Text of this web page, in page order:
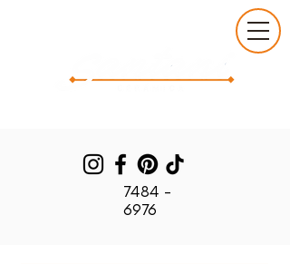
7484 -
6976